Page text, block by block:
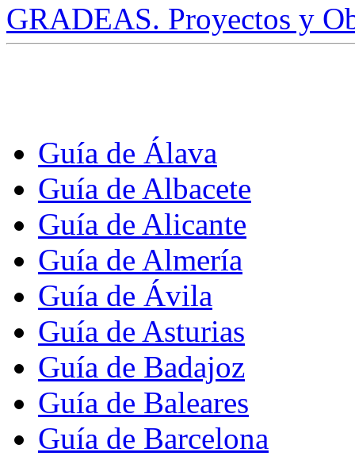
GRADEAS. Proyectos y
Guía de Álava
Guía de Albacete
Guía de Alicante
Guía de Almería
Guía de Ávila
Guía de Asturias
Guía de Badajoz
Guía de Baleares
Guía de Barcelona